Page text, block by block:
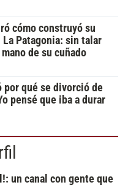
cómo construyó su
Patagonia: sin talar
de su cuñado
por qué se divorció de
pensé que iba a durar
un canal con gente que